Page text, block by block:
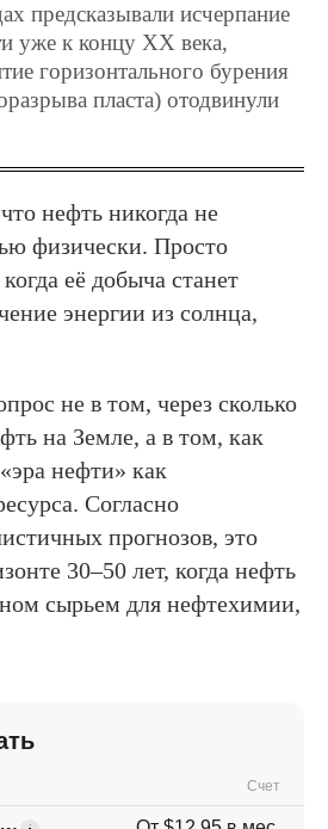
предсказывали исчерпание
уже к концу XX века,
горизонтального бурения
пласта) отодвинули
нефть никогда не
физически. Просто
её добыча станет
энергии из солнца,
не в том, через сколько
на Земле, а в том, как
нефти» как
Согласно
прогнозов, это
30–50 лет, когда нефть
сырьем для нефтехимии,
Счет